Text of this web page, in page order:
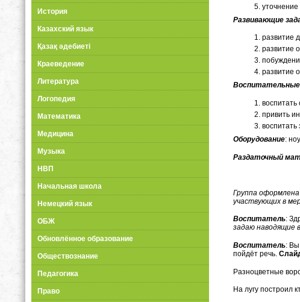
История
Казахский язык
Қазақ әдебиеті
Краеведение
Литература
Логопедия
Математика
Медицина
Музыка
НВП
Начальная школа
Немецкий язык
ОБЖ
Обновлённое образование
Обществознание
Педагогика
Право
Развивающие
развитие
развитие
развитие
Воспитательные
воспитать
привить
Оборудование:
Раздаточный
Группа
участвующих в
Воспитатель:
задаю наводящие
Воспитатель: Вы
пойдёт речь.
Разноцветные
На лугу построил